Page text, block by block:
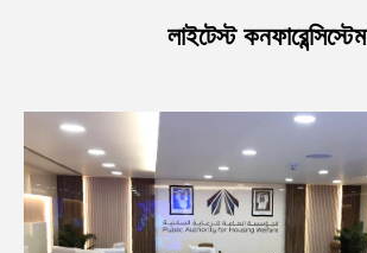
লাইটেস্ট কনফারেন্সিস্টেম